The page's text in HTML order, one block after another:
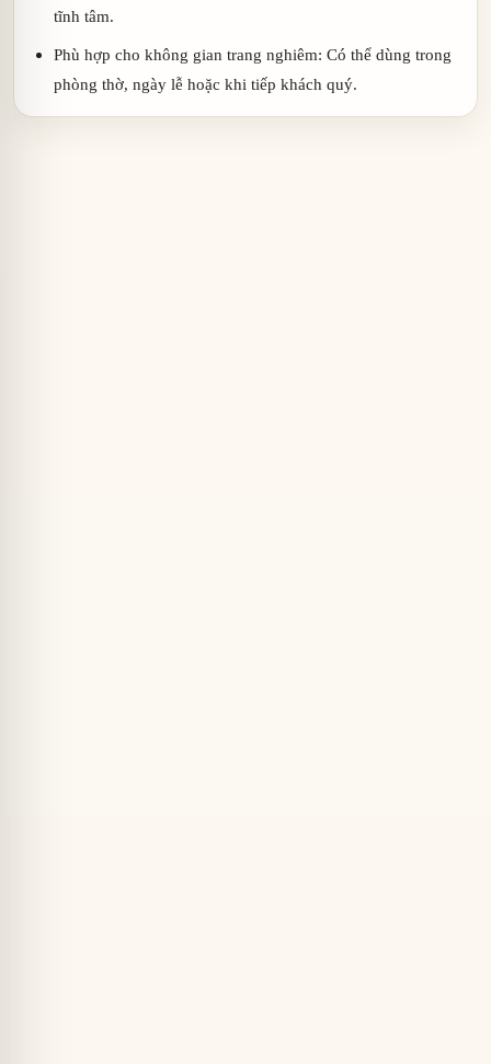
tĩnh tâm.
Phù hợp cho không gian trang nghiêm: Có thể dùng trong
phòng thờ, ngày lễ hoặc khi tiếp khách quý.